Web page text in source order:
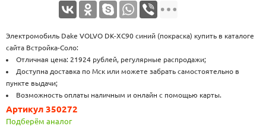
Электромобиль Dake VOLVO DK-XC90 синий (покраска) купить в каталоге
сайта Встройка-Соло:
Отличная цена: 21924 рублей, регулярные распродажи;
Доступна доставка по Мск или можете забрать самостоятельно в
пункте выдачи;
Возможность оплаты наличным и онлайн с помощью карты.
Артикул 350272
Подберём аналог